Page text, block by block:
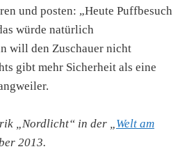
und posten: „Heute Puffbesuch
würde natürlich
will den Zuschauer nicht
gibt mehr Sicherheit als eine
„Nordlicht“ in der „Welt am
2013.